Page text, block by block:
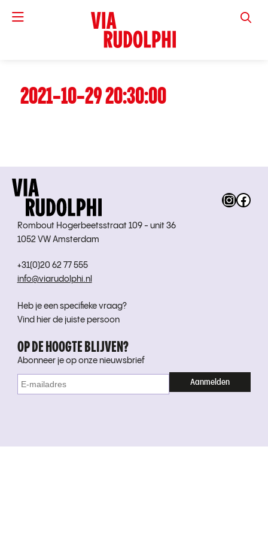
VIA
2021-10-29 20:30:00
Rombout Hogerbeetsstraat 109 - unit 36
1052 VW Amsterdam
+31(0)20 62 77 555
info@viarudolphi.nl
Heb je een specifieke vraag?
Vind hier de juiste persoon
OP DE HOOGTE BLIJVEN?
Abonneer je op onze nieuwsbrief